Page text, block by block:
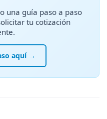
una guía paso a paso
tu cotización
aquí →